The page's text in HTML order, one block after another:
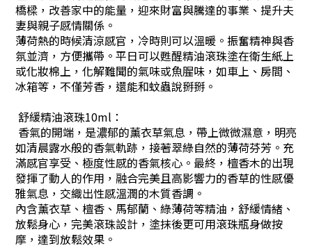
橋樑，改善家中的能量，迎來財富與騰達的事業、提升夫
妻與親子感情關係。
薄荷熱的時候清涼感官，冷時則可以溫暖。振奮精神與香
氛並濟，方便攜帶。平日可以甦醒精油滾珠塗在衛生紙上
或化妝棉上，化解難聞的氣味或魚腥味，如車上、房間、
冰箱等，不僅芳香，還能和蚊蟲說掰掰。
舒緩精油滾珠10ml：
香氣的開端，是濃郁的薰衣草氣息，帶上微微濕意，明亮
如清晨露水般的香氣軌跡，接著翠綠自然的薄荷芬芳。充
滿感官享受、極度性感的香氣核心。最終，檀香木的出現
發揮了動人的作用，融合完美且高影響力的香草的性感優
雅氣息，交織出性感溫潤的木質香調。
內含薰衣草、檀香、馬郁蘭、綠薄荷等精油，舒緩情緒、
放鬆身心，完美滾珠設計，塗抹後更可用滾珠瓶身做按
摩，達到放鬆效果。